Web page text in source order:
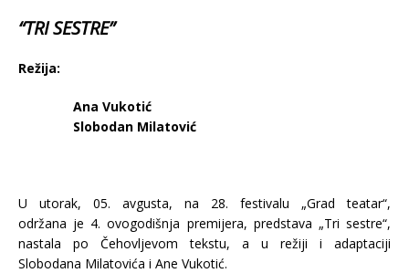
“TRI SESTRE”
Režija:
Ana Vukotić
Slobodan Milatović
U utorak, 05. avgusta, na 28. festivalu „Grad teatar“,
održana je 4. ovogodišnja premijera, predstava „Tri sestre“,
nastala po Čehovljevom tekstu, a u režiji i adaptaciji
Slobodana Milatovića i Ane Vukotić.